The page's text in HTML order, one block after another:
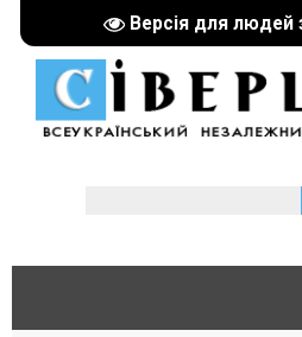
Версія для людей